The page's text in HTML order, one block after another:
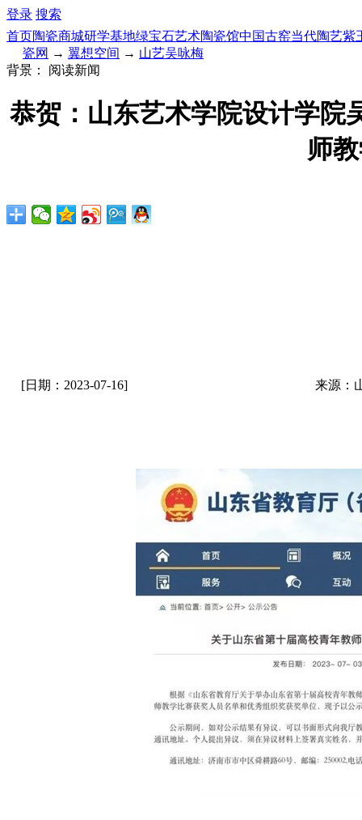
登录 搜索
首页陶瓷商城研学基地绿宝石艺术陶瓷馆中国古窑当代陶艺紫
瓷网 → 翼想空间 → 山艺吴咏梅
背景：
阅读新闻
恭贺：山东艺术学院设计学院
师
[日期：2023-07-16] 来源：